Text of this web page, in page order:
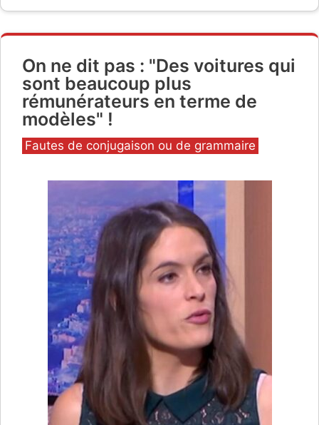
On ne dit pas : "Des voitures qui
sont beaucoup plus
rémunérateurs en terme de
modèles" !
Catégories
Fautes de conjugaison ou de grammaire